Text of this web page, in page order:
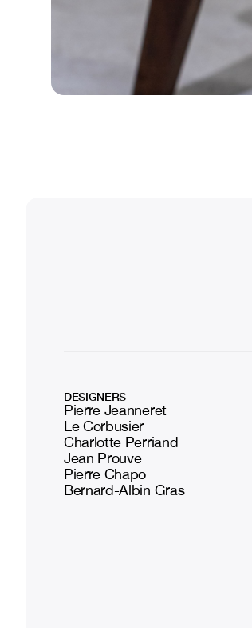
DESIGNERS
Pierre Jeanneret
Le Corbusier
Charlotte Perriand
Jean Prouve
Pierre Chapo
Bernard-Albin Gras